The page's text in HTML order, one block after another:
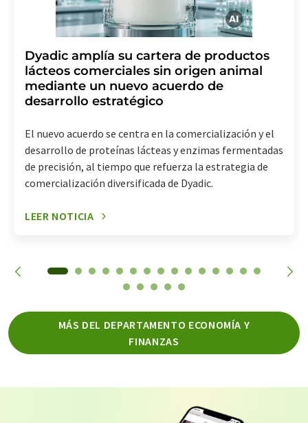
Dyadic amplía su cartera de productos
lácteos comerciales sin origen animal
mediante un nuevo acuerdo de
desarrollo estratégico
El nuevo acuerdo se centra en la comercialización y el
desarrollo de proteínas lácteas y enzimas fermentadas
de precisión, al tiempo que refuerza la estrategia de
comercialización diversificada de Dyadic.
LEER NOTICIA
MÁS DEL DEPARTAMENTO ECONOMÍA Y
FINANZAS